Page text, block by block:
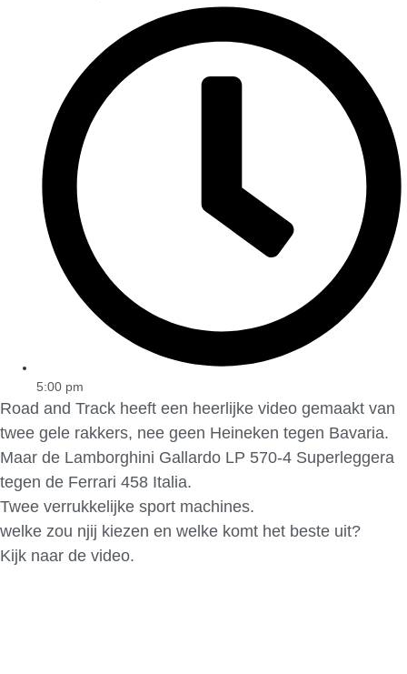
5:00 pm
Road and Track heeft een heerlijke video gemaakt van
twee gele rakkers, nee geen Heineken tegen Bavaria.
Maar de Lamborghini Gallardo LP 570-4 Superleggera
tegen de Ferrari 458 Italia.
Twee verrukkelijke sport machines.
welke zou njij kiezen en welke komt het beste uit?
Kijk naar de video.